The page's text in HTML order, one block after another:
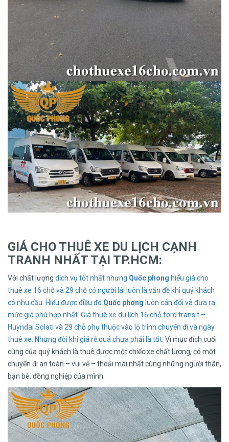
GIÁ CHO THUÊ XE DU LỊCH CẠNH
TRANH NHẤT TẠI TP.HCM:
Với chất lượng dịch vụ tốt nhấtnhưng Quốc phong hiểu giá cho
thuê xe 16 chỗ và 29 chỗ có người lái luôn là vấn đề khi quý khách
có nhu cầu. Hiểu được điều đó Quốc phong luôn cân đối và đưa ra
mức giá phù hợp nhất. Giá thuê xe du lịch 16 chỗ ford transit –
Huyndai Solati và 29 chỗphụ thuộc vào lộ trình chuyến đi và ngày
thuê xe . Nhưng đôi khi giá rẻ quá chưa phải là tốt. Vì mục đích cuối
cùng của quý khách là thuê được một chiếc xe chất lượng, có một
chuyến đi an toàn – vui vẻ – thoải mái nhất cùng những người thân,
bạn bè, đồng nghiệp của mình.